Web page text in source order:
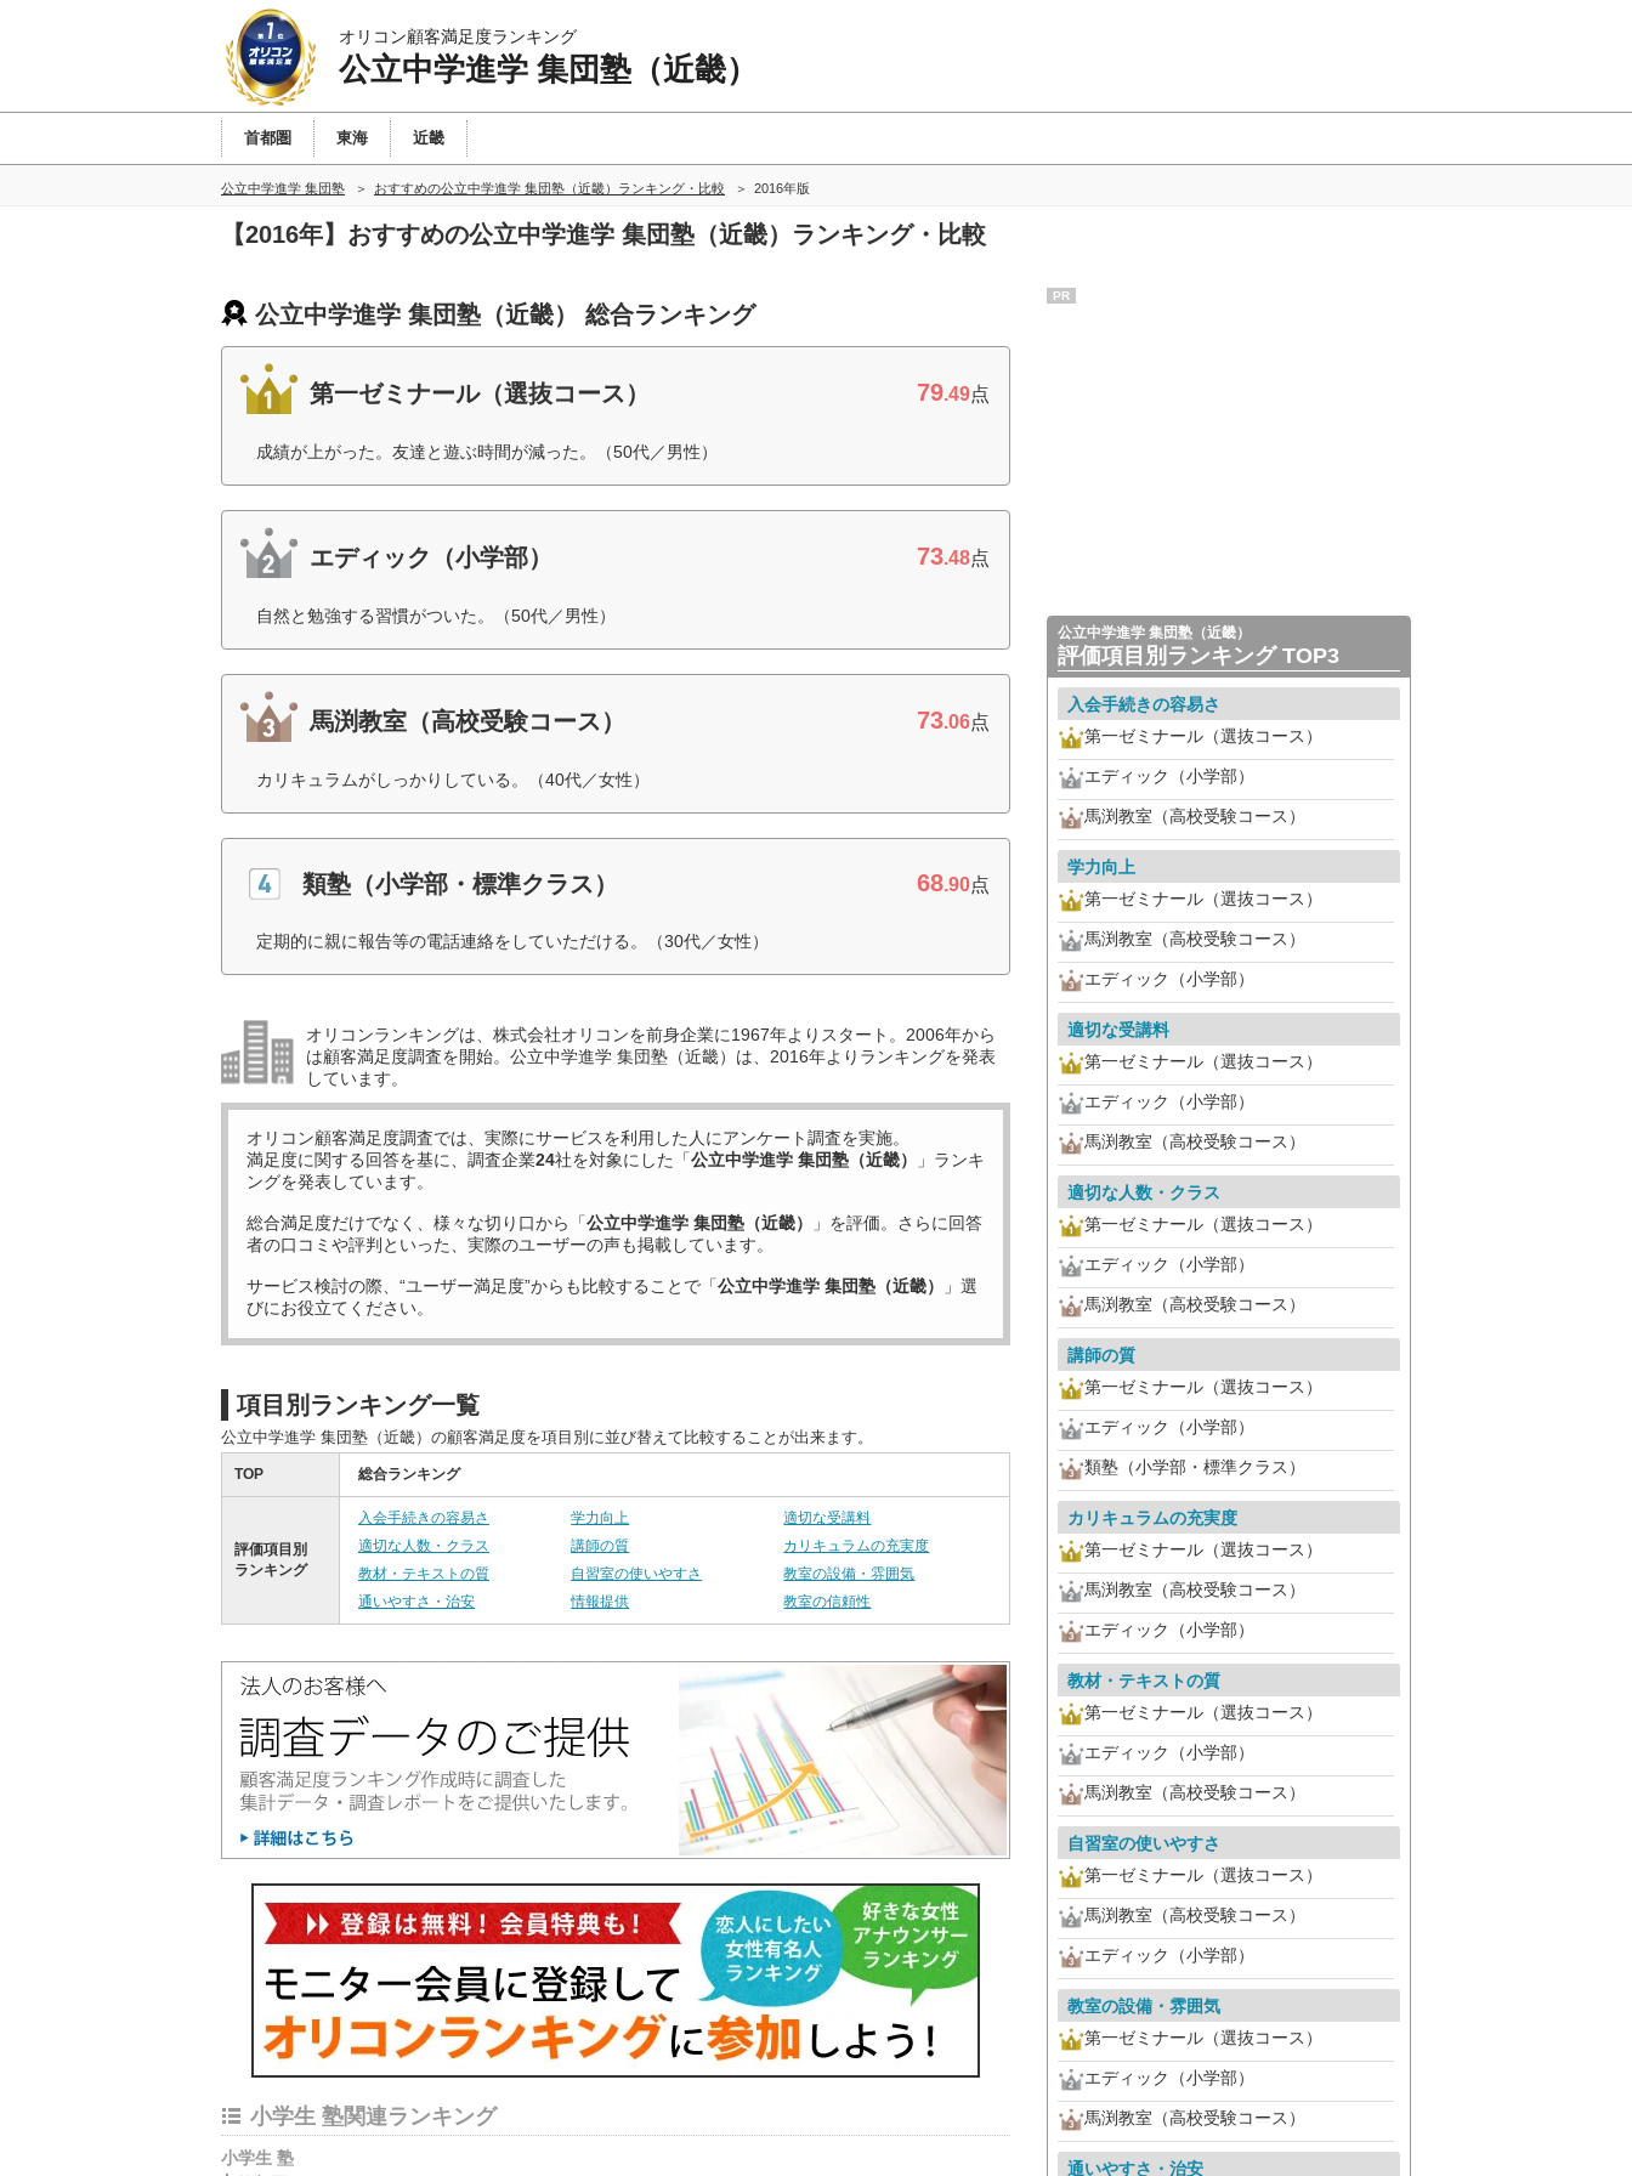
オリコン顧客満足度ランキング
公立中学進学 集団塾（近畿）
首都圏 東海 近畿
公立中学進学 集団塾 おすすめの公立中学進学 集団塾（近畿）ランキング・比較 2016年版
【2016年】おすすめの公立中学進学 集団塾（近畿）ランキング・比較
公立中学進学 集団塾（近畿） 総合ランキング
第一ゼミナール（選抜コース） 79.49点
成績が上がった。友達と遊ぶ時間が減った。（50代／男性）
エディック（小学部） 73.48点
自然と勉強する習慣がついた。（50代／男性）
馬渕教室（高校受験コース） 73.06点
カリキュラムがしっかりしている。（40代／女性）
類塾（小学部・標準クラス） 68.90点
定期的に親に報告等の電話連絡をしていただける。（30代／女性）
オリコンランキングは、株式会社オリコンを前身企業に1967年よりスタート。2006年から
は顧客満足度調査を開始。公立中学進学 集団塾（近畿）は、2016年よりランキングを発表
しています。
オリコン顧客満足度調査では、実際にサービスを利用した 人にアンケート調査を実施。
満足度に関する回答を基に、調査企業24社を対象にした「公立中学進学 集団塾（近畿）
」ランキ
ングを発表しています。
総合満足度だけでなく、様々な切り口から「公立中学進学 集団塾（近畿）
」を評価。さらに回答
者の口コミや評判といった、実際のユーザーの声も掲載しています。
サービス検討の際、“ユーザー満足度”からも比較することで「公立中学進学 集団塾（近畿）
」選
びにお役立てください。
項目別ランキング一覧
公立中学進学 集団塾（近畿）の顧客満足度を項目別に並び替えて比較することが出来ます。
TOP 総合ランキング
評価項目別
ランキング
入会手続きの容易さ 学力向上
適切な受講料
適切な人数・クラス
講師の質
カリキュラムの充実度
教材・テキストの質
自習室の使いやすさ
教室の設備・雰囲気
通いやすさ・治安
情報提供 教室の信頼性
小学生 塾関連ランキング
小学生 塾
PR
公立中学進学 集団塾（近畿）
評価項目別ランキング TOP3
入会手続きの容易さ
第一ゼミナール（選抜コース）
エディック（小学部）
馬渕教室（高校受験コース）
学力向上
第一ゼミナール（選抜コース）
馬渕教室（高校受験コース）
エディック（小学部）
適切な受講料
第一ゼミナール（選抜コース）
エディック（小学部）
馬渕教室（高校受験コース）
適切な人数・クラス
第一ゼミナール（選抜コース）
エディック（小学部）
馬渕教室（高校受験コース）
講師の質
第一ゼミナール（選抜コース）
エディック（小学部）
類塾（小学部・標準クラス）
カリキュラムの充実度
第一ゼミナール（選抜コース）
馬渕教室（高校受験コース）
エディック（小学部）
教材・テキストの質
第一ゼミナール（選抜コース）
エディック（小学部）
馬渕教室（高校受験コース）
自習室の使いやすさ
第一ゼミナール（選抜コース）
馬渕教室（高校受験コース）
エディック（小学部）
教室の設備・雰囲気
第一ゼミナール（選抜コース）
エディック（小学部）
馬渕教室（高校受験コース）
通いやすさ・治安